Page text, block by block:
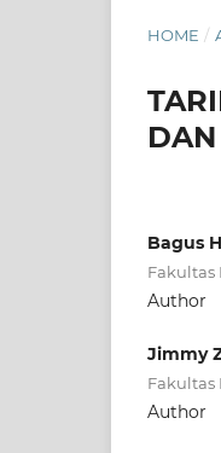
HOME /
Bagus
Fakultas
Author
Jimmy
Fakultas
Author